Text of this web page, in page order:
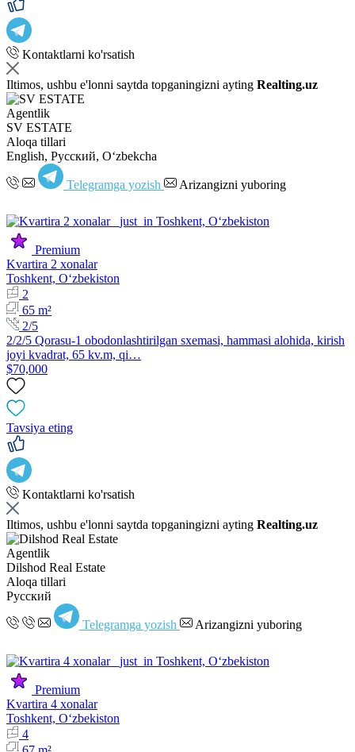
Kontaktlarni ko'rsatish
Iltimos, ushbu e'lonni saytda topganingizni ayting Realting.uz
Agentlik
SV ESTATE
Aloqa tillari
English, Русский, Oʻzbekcha
Telegramga yozish Arizangizni yuboring
Premium
Kvartira 2 xonalar
Toshkent, Oʻzbekiston
2
65 m²
2/5
2/2/5 Qorasu-1 obodonlashtirilgan sxemasi, hammasi alohida, kirish
joyi kvadrat, 65 kv.m, qi…
$70,000
Tavsiya eting
Kontaktlarni ko'rsatish
Iltimos, ushbu e'lonni saytda topganingizni ayting Realting.uz
Agentlik
Dilshod Real Estate
Aloqa tillari
Русский
Telegramga yozish Arizangizni yuboring
Premium
Kvartira 4 xonalar
Toshkent, Oʻzbekiston
4